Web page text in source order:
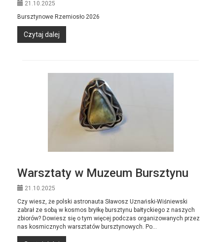
21.10.2025
Bursztynowe Rzemiosło 2026
Czytaj dalej
Warsztaty w Muzeum Bursztynu
21.10.2025
Czy wiesz, że polski astronauta Sławosz Uznański-Wiśniewski
zabrał ze sobą w kosmos bryłkę bursztynu bałtyckiego z naszych
zbiorów? Dowiesz się o tym więcej podczas organizowanych przez
nas kosmicznych warsztatów bursztynowych. Po...